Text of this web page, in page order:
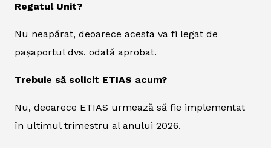
Regatul Unit?
Nu neapărat, deoarece acesta va fi legat de
pașaportul dvs. odată aprobat.
Trebuie să solicit ETIAS acum?
Nu, deoarece ETIAS urmează să fie implementat
în ultimul trimestru al anului 2026.